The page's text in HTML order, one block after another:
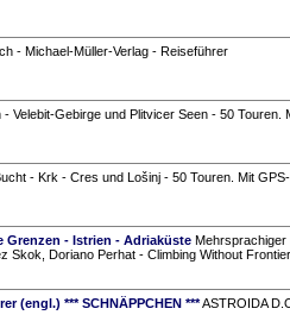
- Michael-Müller-Verlag - Reiseführer
- Velebit-Gebirge und Plitvicer Seen - 50
- Krk - Cres und Lošinj - 50 Touren. Mit
Grenzen - Istrien - AdriaküsteMehrsprachiger
Skok, Doriano Perhat - Climbing Without
(engl.) *** SCHNÄPPCHEN ***ASTROIDA